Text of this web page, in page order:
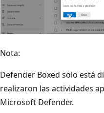
Nota:
Defender Boxed solo está
realizaron las actividades
Microsoft Defender.